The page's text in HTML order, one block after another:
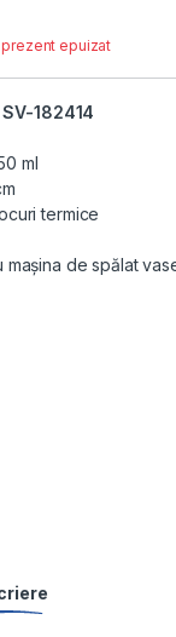
prezent epuizat
SV-182414
ml
termice
mașina de spălat